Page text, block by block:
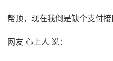
帮顶，现在我倒是缺个支付接
网友 心上人 说：